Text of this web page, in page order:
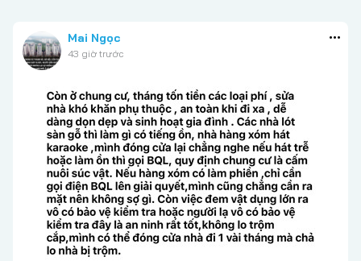
Mai Ngọc
43 giờ trước